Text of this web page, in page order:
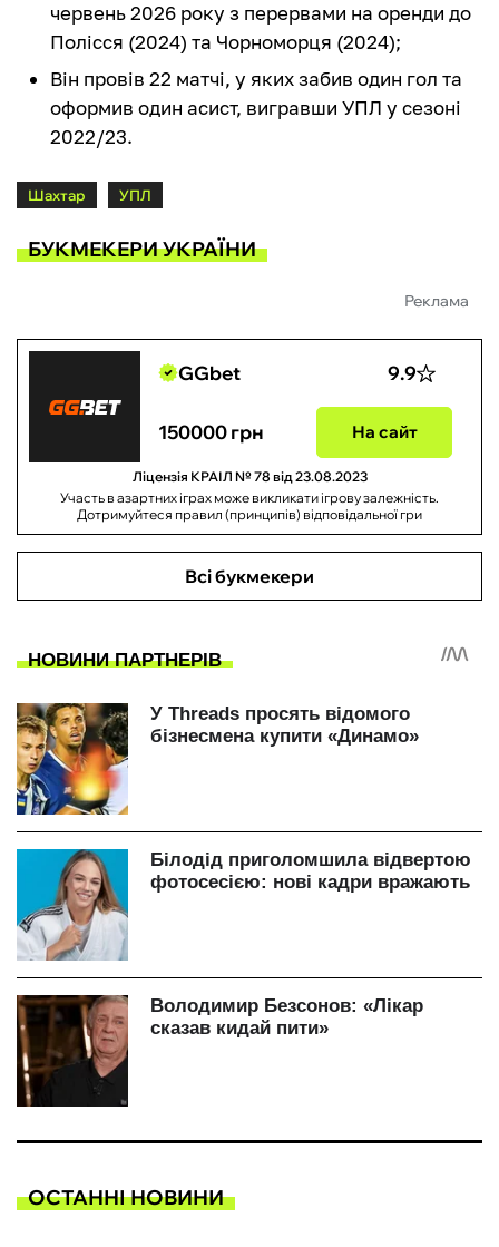
червень 2026 року з перервами на оренди до
Полісся (2024) та Чорноморця (2024);
Він провів 22 матчі, у яких забив один гол та
оформив один асист, вигравши УПЛ у сезоні
2022/23.
Шахтар УПЛ
БУКМЕКЕРИ УКРАЇНИ
Реклама
GGbet 9.9
150000 грн На сайт
Ліцензія КРАІЛ № 78 від 23.08.2023
Участь в азартних іграх може викликати ігрову залежність.
Дотримуйтеся правил (принципів) відповідальної гри
Всі букмекери
ОСТАННІ НОВИНИ